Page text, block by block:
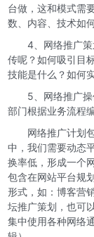
台做，这和模式需
数、内容、技术如
4、网络推广策
传呢？如何吸引目
技能是什么？如何实
5、网络推广操
部门根据业务流程
网络推广计划包
中，我们需要动态
换率低，形成一个
包含在网站平台规
形式，如：博客营
坛推广策划，也可
集中使用各种网络